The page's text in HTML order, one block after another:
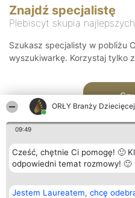
ORŁY Branży Dziecięcej
09:49
Cześć, chętnie Ci pomogę! 🙂
odpowiedni temat rozmowy! 🙂
Jestem Laureatem, chcę
Znajdź specjalistę
Plebiscyt skupia
Szukasz specjalisty w pobliżu
wyszukiwarkę. Korzystaj tylko
Organizator plebiscytu
Bright Side Solutions sp. z o.